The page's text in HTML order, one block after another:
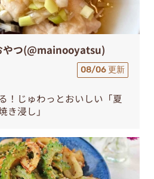
やつ(@mainooyatsu)
08/06 更新
！じゅわっとおいしい「夏
き浸し」